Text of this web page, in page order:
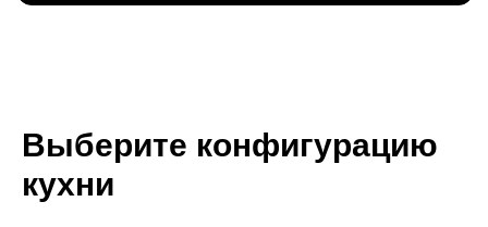
Выберите конфигурацию
кухни